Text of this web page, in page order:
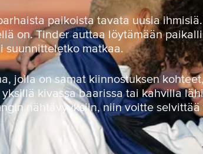
paikoista tavata uusia
on. Tinder auttaa löytämään
suunnitteletko matkaa.
jolla on samat kiinnostuksen
kivassa baarissa tai kahvilla
nähtävyyksiin, niin voitte